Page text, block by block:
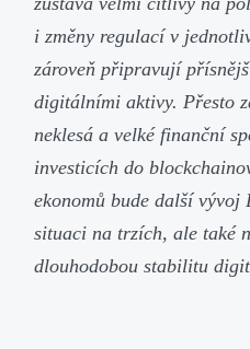
i změny regulací v
zároveň připravují
digitálními aktivy. Přesto
neklesá a velké finanční
investicích do
ekonomů bude další vývoj
situaci na trzích, ale také
dlouhodobou stabilitu